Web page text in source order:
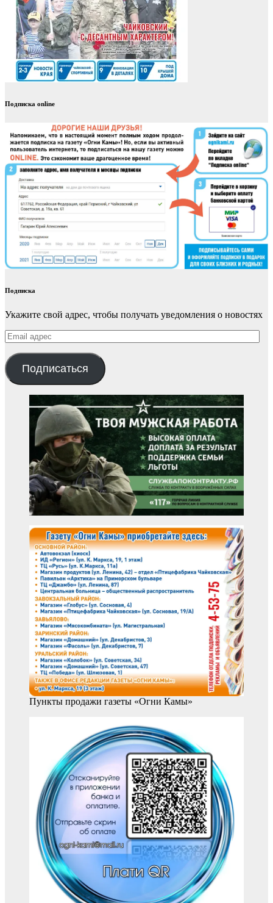
Подписка online
Подписка
Укажите свой адрес, чтобы получать уведомления о новостях
Email
адрес
Подписаться
Пункты продажи газеты «Огни Камы»